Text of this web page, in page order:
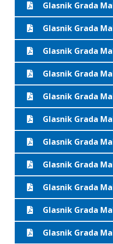
Glasnik Grada
Glasnik Grada
Glasnik Grada
Glasnik Grada
Glasnik Grada
Glasnik Grada
Glasnik Grada
Glasnik Grada
Glasnik Grada
Glasnik Grada
Glasnik Grada